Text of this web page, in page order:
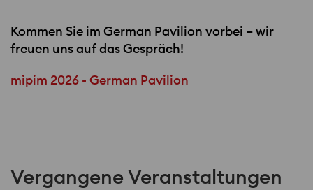
Kommen Sie im German Pavilion vorbei – wir
freuen uns auf das Gespräch!
mipim 2026 - German Pavilion
Vergangene Veranstaltungen